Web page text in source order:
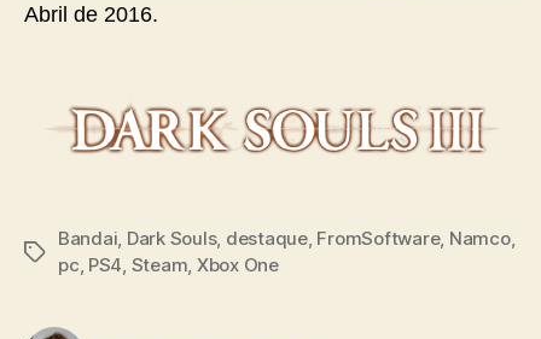
Abril de 2016.
Tags
Bandai Dark Souls, destaque, FromSoftware, Namco,
pc PS4 Steam Xbox One